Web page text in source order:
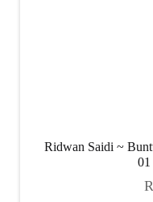
Ridwan Saidi ~
01